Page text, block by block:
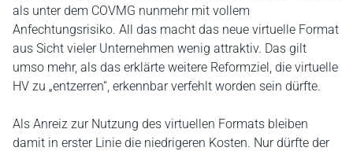
als unter dem COVMG nunmehr mit vollem
Anfechtungsrisiko. All das macht das neue virtuelle Format
aus Sicht vieler Unternehmen wenig attraktiv. Das gilt
umso mehr, als das erklärte weitere Reformziel, die virtuelle
HV zu „entzerren“, erkennbar verfehlt worden sein dürfte.
Als Anreiz zur Nutzung des virtuellen Formats bleiben
damit in erster Linie die niedrigeren Kosten. Nur dürfte der